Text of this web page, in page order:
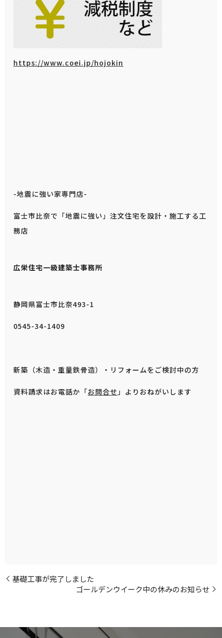
https://www.coei.jp/hojokin
-地震に強い家専門店-
富士市比奈で「地震に強い」注文住宅を設計・施工する工
務店
広栄住宅一級建築士事務所
静岡県富士市比奈493-1
0545-34-1409
新築（木造・重量鉄骨造）・リフォームをご検討中の方
資料請求はお電話か「お問合せ」よりおねがいします
基礎工事が完了しました
ゴールデンウイーク中の休みのお知らせ